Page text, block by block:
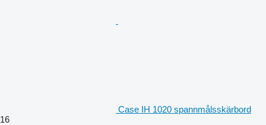
Case IH 1020 spannmålsskärbord
16